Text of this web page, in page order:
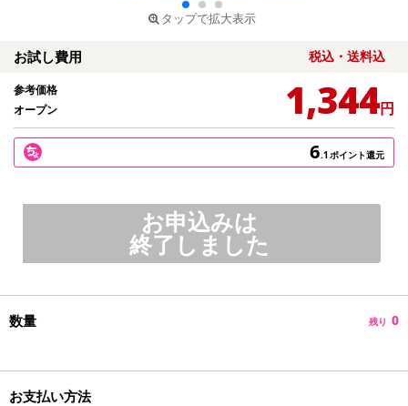
タップで拡大表示
お試し費用 税込・送料込
参考価格
オープン
1,344円
6.1ポイント還元
お申込みは
終了しました
数量 残り 0
お支払い方法